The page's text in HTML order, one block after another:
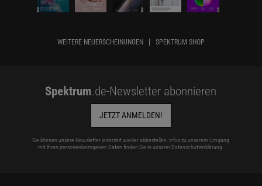
WEITERE NEUERSCHEINUNGEN SPEKTRUM SHOP
Spektrum.de-Newsletter abonnieren
JETZT ANMELDEN!
Sie können unsere Newsletter jederzeit wieder abbestellen. Infos zu unserem Umgang
mit Ihren personenbezogenen Daten finden Sie in unserer Datenschutzerklärung